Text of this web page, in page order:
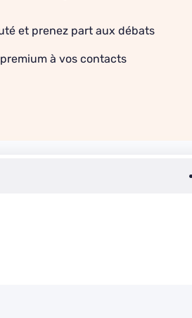
et prenez part aux débats
à vos contacts